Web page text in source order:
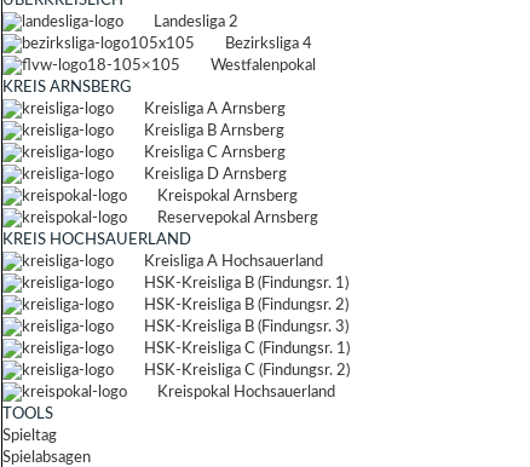
Landesliga 2
Bezirksliga 4
Westfalenpokal
KREIS ARNSBERG
Kreisliga A Arnsberg
Kreisliga B Arnsberg
Kreisliga C Arnsberg
Kreisliga D Arnsberg
Kreispokal Arnsberg
Reservepokal Arnsberg
KREIS HOCHSAUERLAND
Kreisliga A Hochsauerland
HSK-Kreisliga B (Findungsr. 1)
HSK-Kreisliga B (Findungsr. 2)
HSK-Kreisliga B (Findungsr. 3)
HSK-Kreisliga C (Findungsr. 1)
HSK-Kreisliga C (Findungsr. 2)
Kreispokal Hochsauerland
TOOLS
Spieltag
Spielabsagen